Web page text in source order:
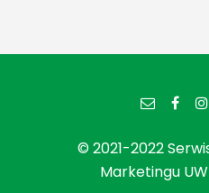
© 2021-2022
Marketingu